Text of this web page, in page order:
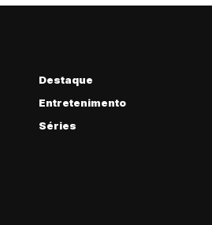
Destaque
Entretenimento
Séries